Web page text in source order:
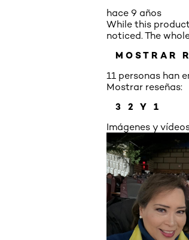
hace 9 años
While this
noticed. The
MOSTRAR
11 personas han
Mostrar reseñas:
3
2 Y 1
Imágenes y